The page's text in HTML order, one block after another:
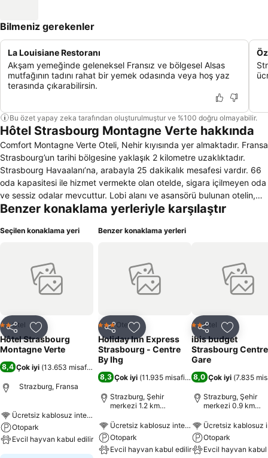
Bilmeniz gerekenler
La Louisiane Restoranı
Akşam yemeğinde geleneksel Fransız ve bölgesel Alsas
mutfağının tadını rahat bir yemek odasında veya hoş yaz
terasında çıkarabilirsin.
Bu özet yapay zeka tarafından oluşturulmuştur ve %100 doğru olmayabilir.
Hôtel Strasbourg Montagne Verte hakkında
Comfort Montagne Verte Oteli, Nehir kıyısında yer almaktadır. Fransa
Strasbourg’un tarihi bölgesine yaklaşık 2 kilometre uzaklıktadır.
Strasbourg Havaalanı’na, arabayla 25 dakikalık mesafesi vardır. 66
oda kapasitesi ile hizmet vermekte olan otelde, sigara içilmeyen oda
ve sessiz odalar mevcuttur. Lobi alanı ve asansörü bulunan otelin,
bagaj servisi, oda servisi, çamaşırhane servisi ve çocuk bakımı
katı ve geniş bir bahçesi vardır. Emanet kasası olan otel, engellilere
otel genelinde mevcut olan kablosuz internet ücretsiz olarak hizmet
vermektedir. Odalarında, makyaj aynası ve saç kurutma makinası
olan banyosu vardır. Uydu kanalları izlenebilen televizyon, çalışma
kortu, koşu ve tekerlekli paten parkuru bulunan otelde, bowling,
masa tenisi, badminton, squash ve bilardo sporlarını yapma imkanı
vardır. Otelden bisiklet kiralamak mümkündür.
Benzer konaklama yerleriyle karşılaştır
Seçilen konaklama yeri
Paylaş Favorilerime ekle
2 Yıldız
Otel
Hôtel Strasbourg
Montagne Verte
8,4 Çok iyi (13.653 misafir puanı
Strazburg, Fransa
Ücretsiz kablosuz internet
Otopark
Evcil hayvan kabul edilir
Benzer konaklama yerleri
Paylaş Favorilerime ekle
3 YıldızOtel
Holiday Inn Express
Strasbourg - Centre
By Ihg
8,3 Çok iyi (11.935 misafir puanı)
Strazburg, Şehir
merkezi 1.2 km
Ücretsiz kablosuz internet
Otopark
Evcil hayvan kabul edilir
Paylaş
2 Yıldız
Otel
ibis budget
Strasbourg Centre
Gare
8,0 Çok iyi (7.835
Strazburg, Şehir
merkezi 0.9 km
Ücretsiz kablosuz
Otopark
Evcil hayvan